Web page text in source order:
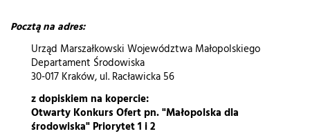
Pocztą na adres:
Urząd Marszałkowski Województwa Małopolskiego
Departament Środowiska
30-017 Kraków, ul. Racławicka 56
z dopiskiem na kopercie:
Otwarty Konkurs Ofert pn. "Małopolska dla
środowiska" Priorytet 1 i 2